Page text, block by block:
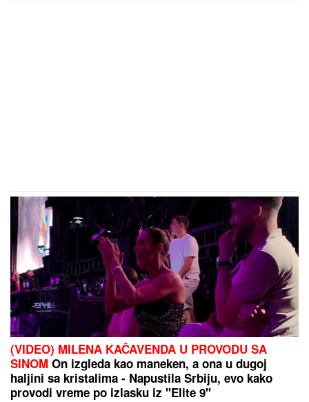
(VIDEO) MILENA KAČAVENDA U PROVODU SA
SINOM On izgleda kao maneken, a ona u dugoj
haljini sa kristalima - Napustila Srbiju, evo kako
provodi vreme po izlasku iz "Elite 9"